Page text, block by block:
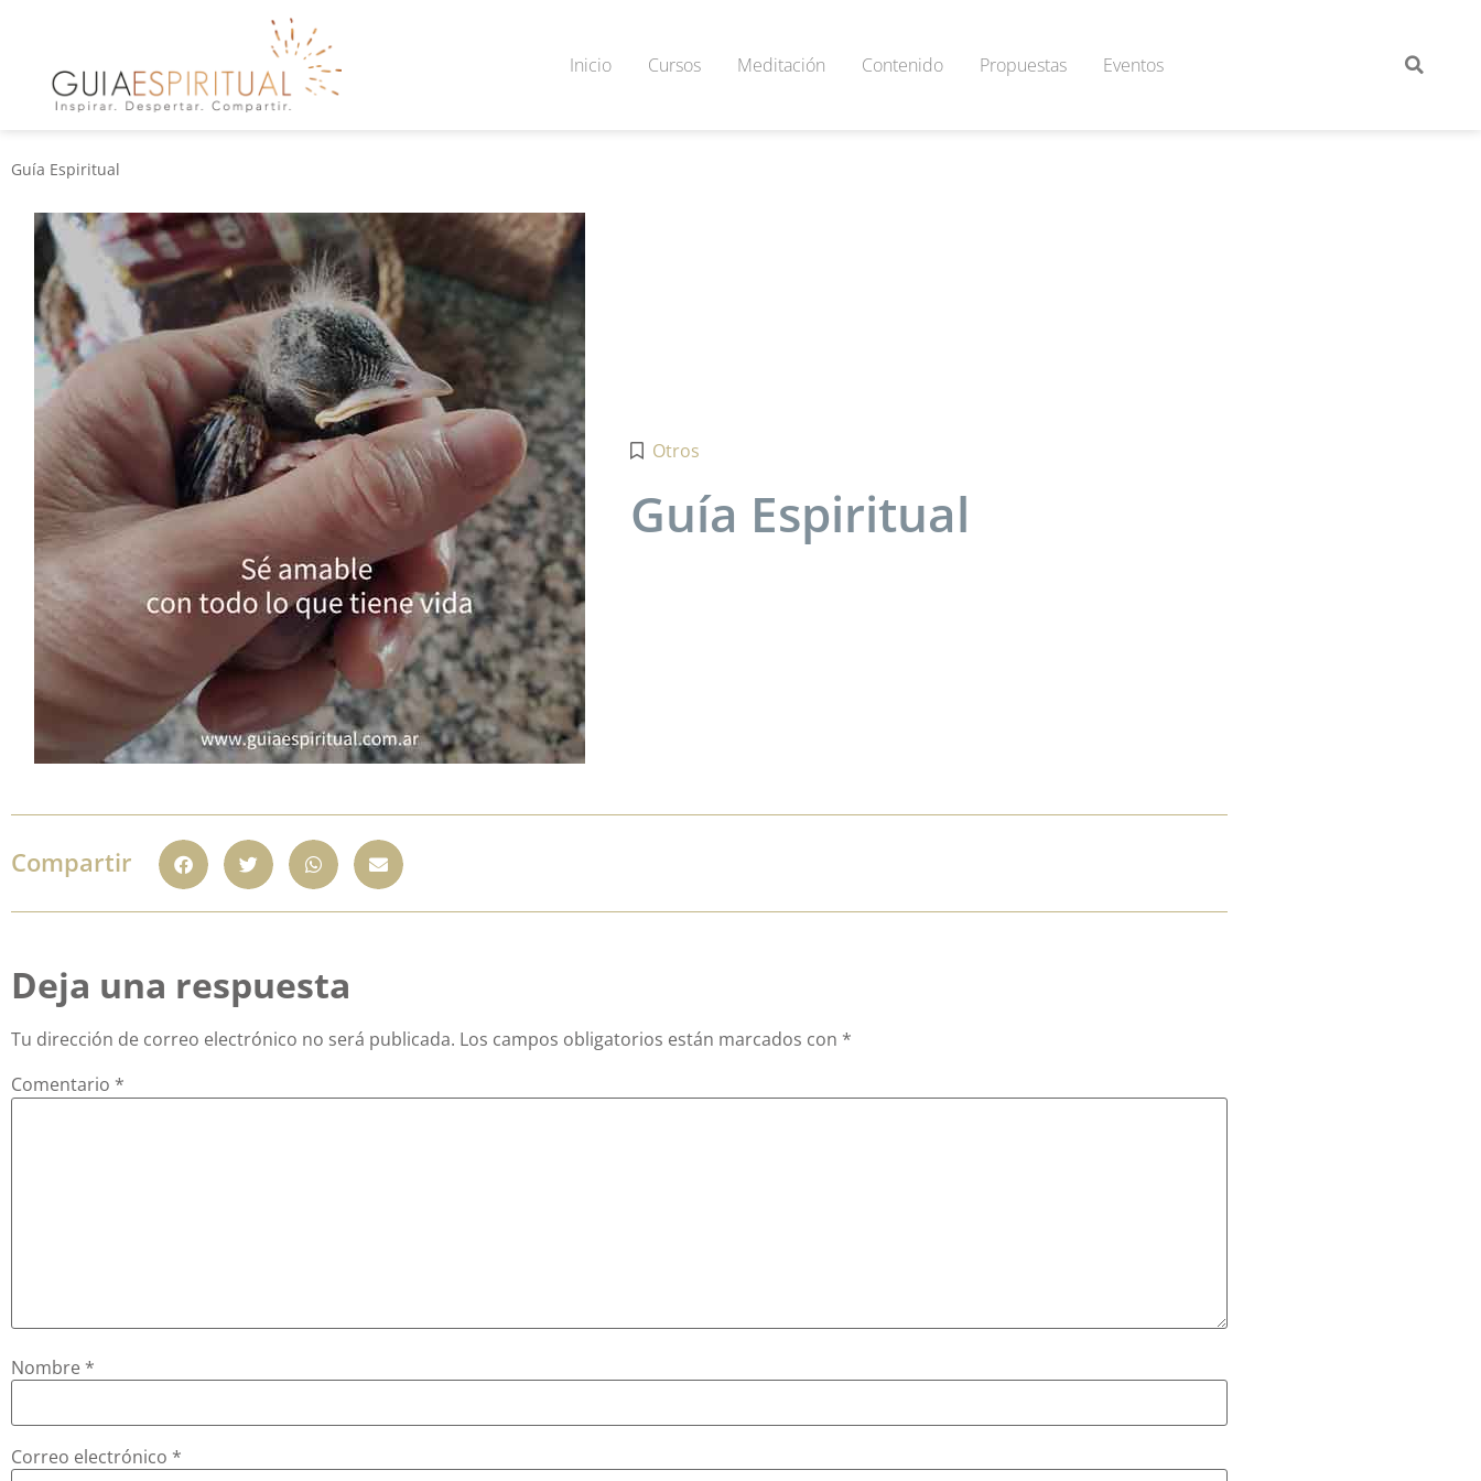
Inicio Cursos Meditación Contenido Propuestas Eventos
Guía Espiritual
Otros
Guía Espiritual
Compartir
Deja una respuesta
Tu dirección de correo electrónico no será publicada. Los campos obligatorios están marcados con *
Comentario *
Nombre *
Correo electrónico *